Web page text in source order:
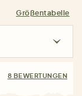
Größentabelle
8 BEWERTUNGEN